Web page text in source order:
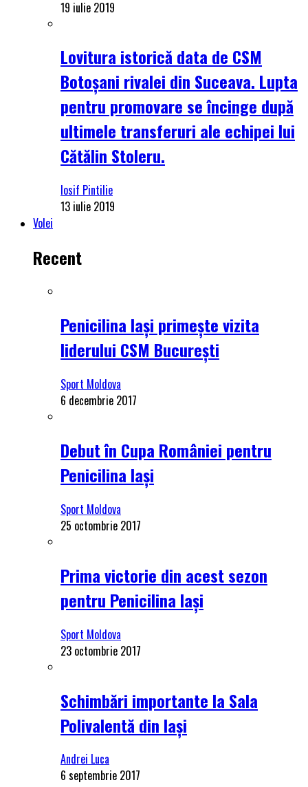
19 iulie 2019
Lovitura istorică data de CSM
Botoșani rivalei din Suceava. Lupta
pentru promovare se încinge după
ultimele transferuri ale echipei lui
Cătălin Stoleru.
Iosif Pintilie
13 iulie 2019
Volei
Recent
Penicilina Iași primește vizita
liderului CSM București
Sport Moldova
6 decembrie 2017
Debut în Cupa României pentru
Penicilina Iași
Sport Moldova
25 octombrie 2017
Prima victorie din acest sezon
pentru Penicilina Iași
Sport Moldova
23 octombrie 2017
Schimbări importante la Sala
Polivalentă din Iași
Andrei Luca
6 septembrie 2017